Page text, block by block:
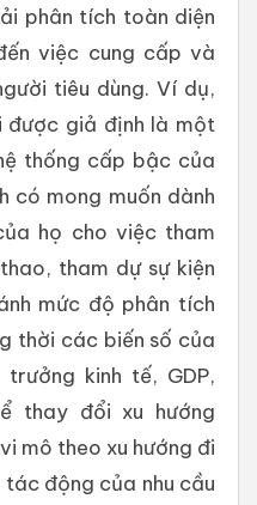
phân tích toàn diện
việc cung cấp và
tiêu dùng. Ví dụ,
được giả định là một
thống cấp bậc của
có mong muốn dành
họ cho việc tham
tham dự sự kiện
mức độ phân tích
thời các biến số của
kinh tế, GDP,
thay đổi xu hướng
mô theo xu hướng đi
động của nhu cầu